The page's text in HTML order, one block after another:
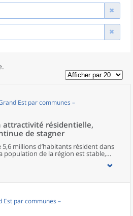
.
Est par communes –
attractivité résidentielle,
de stagner
5,6 millions d’habitants résident dans
population de la région est stable,
migratoire a pris le relais du moteur
est le département le plus attractif de
Le nombre d’habitants continue de
du Luxembourg, les zones
plus d’habitants.
Est par communes –